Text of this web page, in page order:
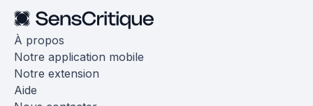
À propos
Notre application mobile
Notre extension
Aide